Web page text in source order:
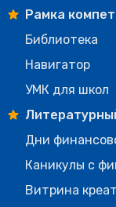
Рамка
Библиотека
Навигатор
УМК для школ
Дни
Каникулы с
Витрина